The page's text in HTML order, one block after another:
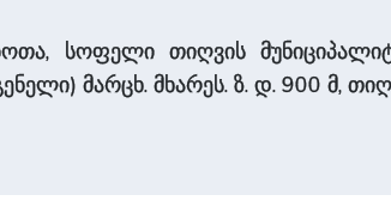
სოფელი თიღვის
­მარცხ. მხა­რეს. ზ. დ. 900 მ,